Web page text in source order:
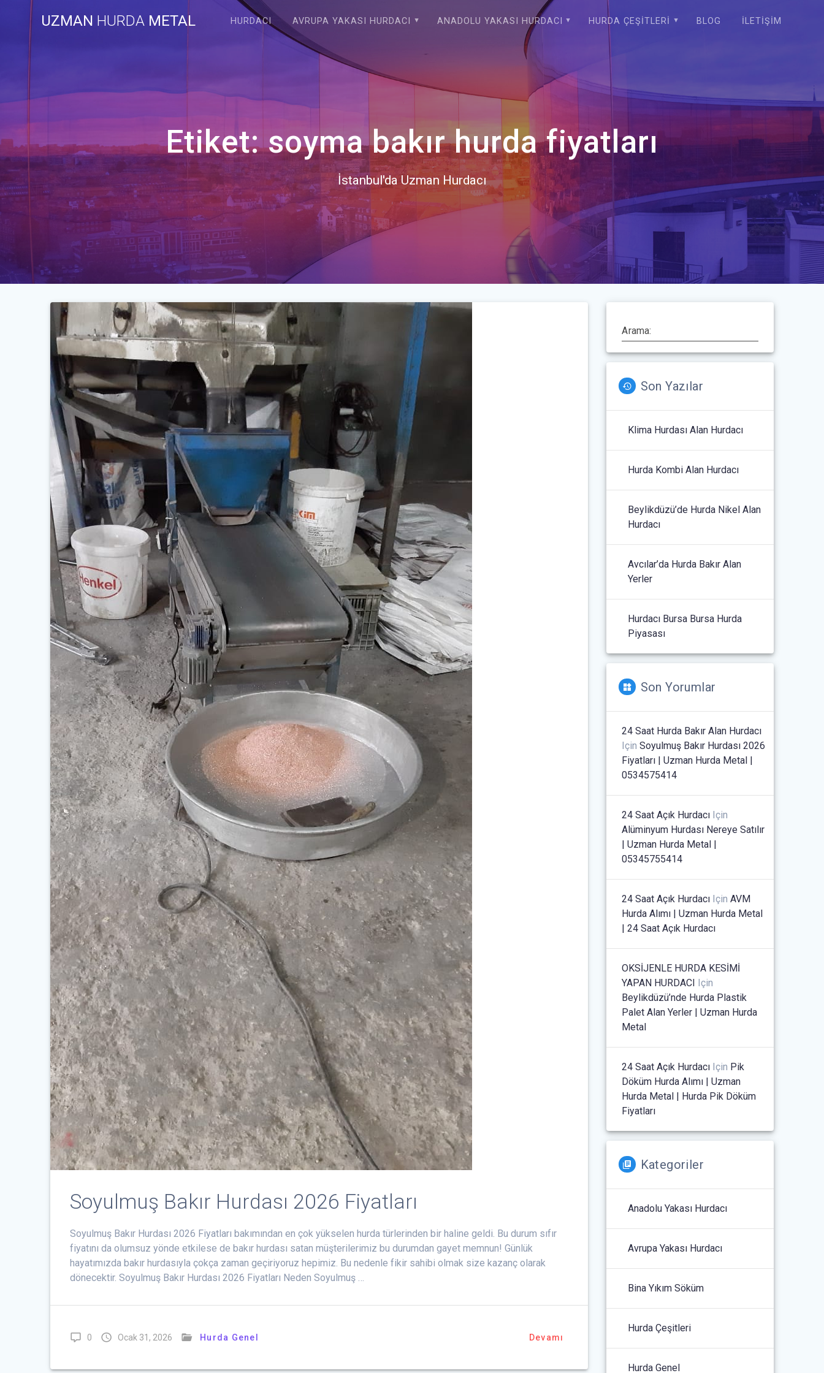
content
UZMAN HURDA METAL HURDACI AVRUPA YAKASI HURDACI ANADOLU YAKASI HURDACI HURDA ÇEŞITLERI BLOG İLETIŞIM
Etiket:soyma bakır hurda fiyatları
İstanbul'da Uzman Hurdacı
Soyulmuş Bakır Hurdası 2026 Fiyatları
Soyulmuş Bakır Hurdası 2026 Fiyatları bakımından en çok yükselen hurda türlerinden bir haline geldi. Bu durum sıfır
fiyatını da olumsuz yönde etkilese de bakır hurdası satan müşterilerimiz bu durumdan gayet memnun! Günlük
hayatımızda bakır hurdasıyla çokça zaman geçiriyoruz hepimiz. Bu nedenle fikir sahibi olmak size kazanç olarak
dönecektir. Soyulmuş Bakır Hurdası 2026 Fiyatları Neden Soyulmuş …
0 Ocak 31, 2026 Hurda Genel Devamı
Arama:
Son Yazılar
Klima Hurdası Alan Hurdacı
Hurda Kombi Alan Hurdacı
Beylikdüzü’de Hurda Nikel Alan
Hurdacı
Avcılar’da Hurda Bakır Alan
Yerler
Hurdacı Bursa Bursa Hurda
Piyasası
Son Yorumlar
24 Saat Hurda Bakır Alan Hurdacı
IçinSoyulmuş Bakır Hurdası 2026
Fiyatları | Uzman Hurda Metal |
0534575414
24 Saat Açık Hurdacı Için
Alüminyum Hurdası Nereye Satılır
| Uzman Hurda Metal |
05345755414
24 Saat Açık Hurdacı IçinAVM
Hurda Alımı | Uzman Hurda Metal
| 24 Saat Açık Hurdacı
OKSİJENLE HURDA KESİMİ
YAPAN HURDACI Için
Beylikdüzü’nde Hurda Plastik
Palet Alan Yerler | Uzman Hurda
Metal
24 Saat Açık Hurdacı Için Pik
Döküm Hurda Alımı | Uzman
Hurda Metal | Hurda Pik Döküm
Fiyatları
Kategoriler
Anadolu Yakası Hurdacı
Avrupa Yakası Hurdacı
Bina Yıkım Söküm
Hurda Çeşitleri
Hurda Genel